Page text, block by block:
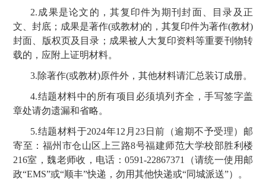
2.成果是论文的，其复印件为期刊封面、目录及正
文、封底；成果是著作(或教材)的，其复印件为著作(教材)
封面、版权页及目录；成果被人大复印资料等重要刊物转
载的，应附上证明材料。
3.除著作(或教材)原件外，其他材料请汇总装订成册。
4.结题材料中的所有项目必须填列齐全，手写签字盖
章处请勿遗漏和省略。
5.结题材料于2024年12月23日前（逾期不予受理）邮
寄至：福州市仓山区上三路8号福建师范大学校部胜利楼
216室，魏老师收，电话：0591-22867371（请统一使用邮
政“EMS”或“顺丰”快递，勿用其他快递或“同城派送”）。